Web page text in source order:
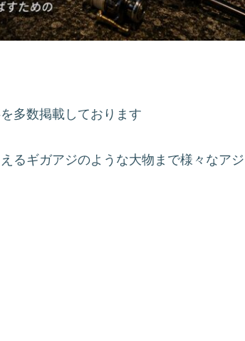
多数掲載しております
るギガアジのような大物まで様々なアジ